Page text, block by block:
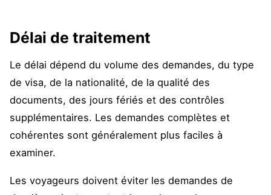
Délai de traitement
Le délai dépend du volume des demandes, du type
de visa, de la nationalité, de la qualité des
documents, des jours fériés et des contrôles
supplémentaires. Les demandes complètes et
cohérentes sont généralement plus faciles à
examiner.
Les voyageurs doivent éviter les demandes de